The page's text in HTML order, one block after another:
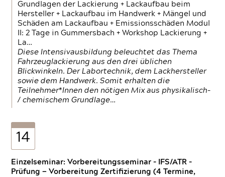
Grundlagen der Lackierung + Lackaufbau beim
Hersteller + Lackaufbau im Handwerk + Mängel und
Schäden am Lackaufbau + Emissionsschäden Modul
II: 2 Tage in Gummersbach + Workshop Lackierung +
La…
Diese Intensivausbildung beleuchtet das Thema
Fahrzeuglackierung aus den drei üblichen
Blickwinkeln. Der Labortechnik, dem Lackhersteller
sowie dem Handwerk. Somit erhalten die
Teilnehmer*Innen den nötigen Mix aus physikalisch-
/ chemischem Grundlage…
14
Einzelseminar: Vorbereitungsseminar - IFS/ATR -
Prüfung — Vorbereitung Zertifizierung (4 Termine,